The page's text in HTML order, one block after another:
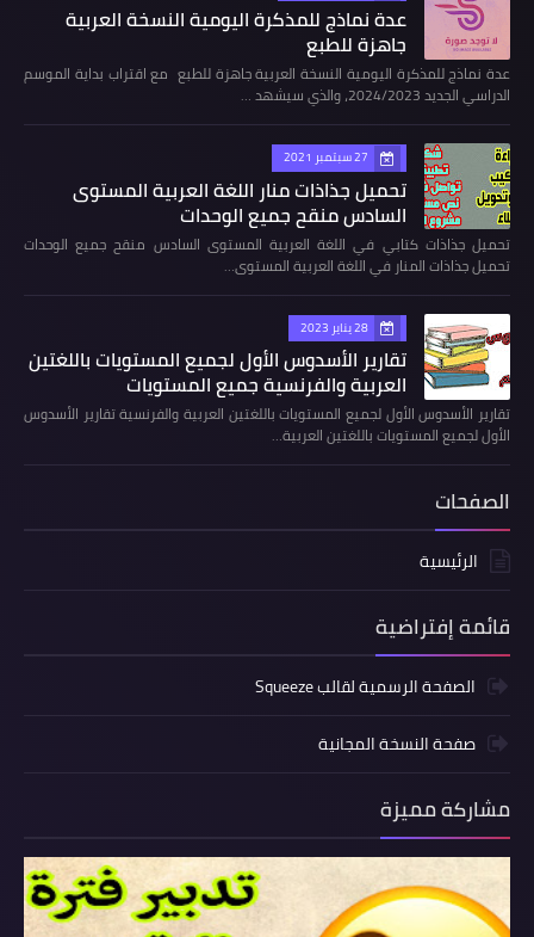
عدة نماذج للمذكرة اليومية النسخة العربية
جاهزة للطبع
عدة نماذج للمذكرة اليومية النسخة العربية جاهزة للطبع مع اقتراب بداية الموسم
الدراسي الجديد 2024/2023، والذي سيشهد …
27 سبتمبر 2021
تحميل جذاذات منار اللغة العربية المستوى
السادس منقح جميع الوحدات
تحميل جذاذات كتابي في اللغة العربية المستوى السادس منقح جميع الوحدات
تحميل جذاذات المنار في اللغة العربية المستوى…
28 يناير 2023
تقارير الأسدوس الأول لجميع المستويات باللغتين
العربية والفرنسية جميع المستويات
تقارير الأسدوس الأول لجميع المستويات باللغتين العربية والفرنسية تقارير الأسدوس
الأول لجميع المستويات باللغتين العربية…
الصفحات
الرئيسية
قائمة إفتراضية
الصفحة الرسمية لقالب Squeeze
صفحة النسخة المجانية
مشاركة مميزة